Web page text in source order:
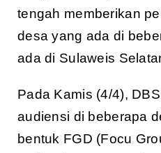
tengah memberikan
desa yang ada di
ada di Sulaweis
Pada Kamis (4/4),
audiensi di beberapa
bentuk FGD (Focu